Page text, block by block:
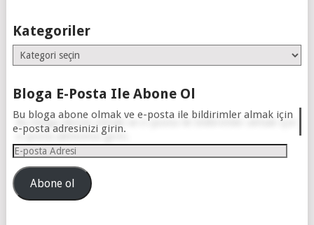
Kategoriler
Kategoriler
Bloga E-Posta Ile Abone Ol
Bu bloga abone olmak ve e-posta ile bildirimler almak için
e-posta adresinizi girin.
E-
posta
AdresiAbone ol